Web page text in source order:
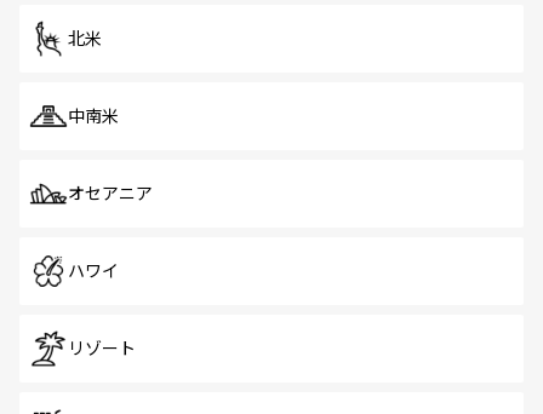
北米
中南米
オセアニア
ハワイ
リゾート